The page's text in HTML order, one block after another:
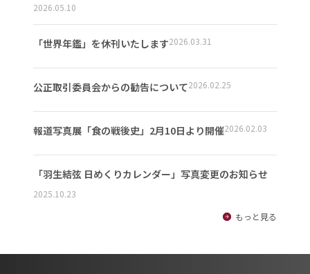
2026.05.10
「世界年鑑」を休刊いたします2026.03.31
公正取引委員会からの勧告について2026.02.25
報道写真展「食の戦後史」2月10日より開催2026.02.03
「羽生結弦 日めくりカレンダー」写真変更のお知らせ
2025.10.23
もっと見る